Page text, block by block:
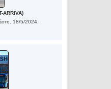
ARRIVA)
18/5/2024.